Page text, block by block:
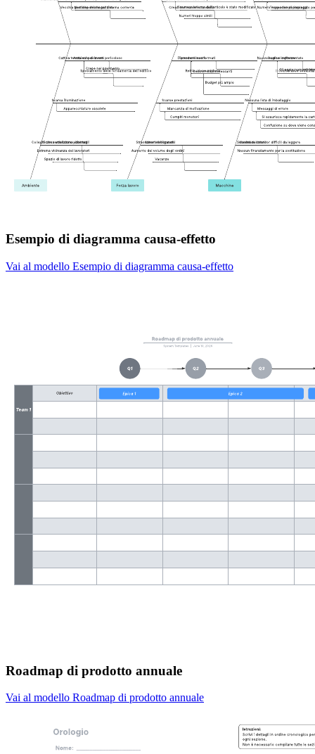
Esempio di diagramma causa-effetto
Vai al modello Esempio di diagramma causa-effetto
Roadmap di prodotto annuale
Vai al modello Roadmap di prodotto annuale